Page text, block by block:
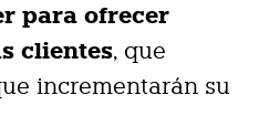
para ofrecer
clientes, que
incrementarán su